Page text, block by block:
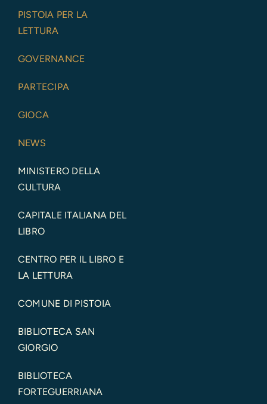
PISTOIA PER LA
LETTURA
GOVERNANCE
PARTECIPA
GIOCA
NEWS
MINISTERO DELLA
CULTURA
CAPITALE ITALIANA DEL
LIBRO
CENTRO PER IL LIBRO E
LA LETTURA
COMUNE DI PISTOIA
BIBLIOTECA SAN
GIORGIO
BIBLIOTECA
FORTEGUERRIANA